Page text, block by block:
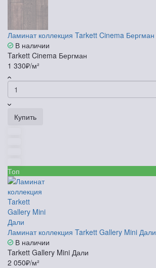
Ламинат коллекция Tarkett Cinema Бергман
В наличии
Tarkett Cinema Бергман
1 330₽/м²
Купить
Топ
Ламинат коллекция Tarkett Gallery Mini Дали
В наличии
Tarkett Gallery Mini Дали
2 050₽/м²